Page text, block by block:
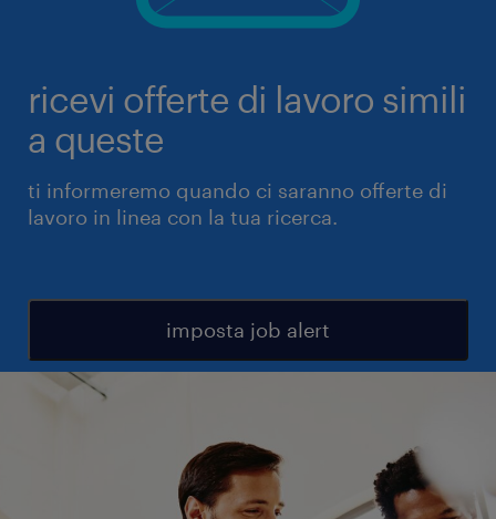
ricevi offerte di lavoro simili
a queste
ti informeremo quando ci saranno offerte di
lavoro in linea con la tua ricerca.
imposta job alert